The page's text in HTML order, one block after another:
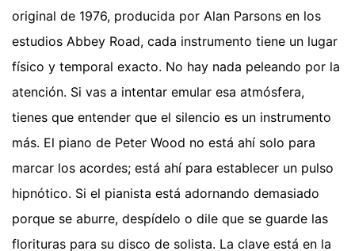
original de 1976, producida por Alan Parsons en los
estudios Abbey Road, cada instrumento tiene un lugar
físico y temporal exacto. No hay nada peleando por la
atención. Si vas a intentar emular esa atmósfera,
tienes que entender que el silencio es un instrumento
más. El piano de Peter Wood no está ahí solo para
marcar los acordes; está ahí para establecer un pulso
hipnótico. Si el pianista está adornando demasiado
porque se aburre, despídelo o dile que se guarde las
florituras para su disco de solista. La clave está en la